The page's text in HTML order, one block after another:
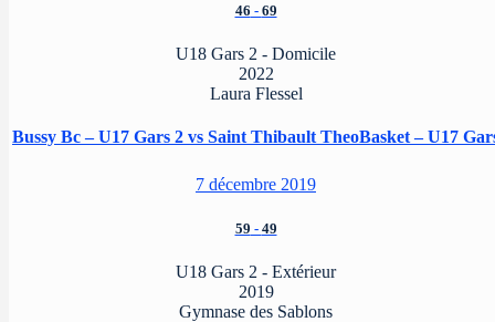
46 - 69
U18 Gars 2 - Domicile
2022
Laura Flessel
Bussy Bc – U17 Gars 2 vs Saint Thibault TheoBasket – U17
7 décembre 2019
59 - 49
U18 Gars 2 - Extérieur
2019
Gymnase des Sablons